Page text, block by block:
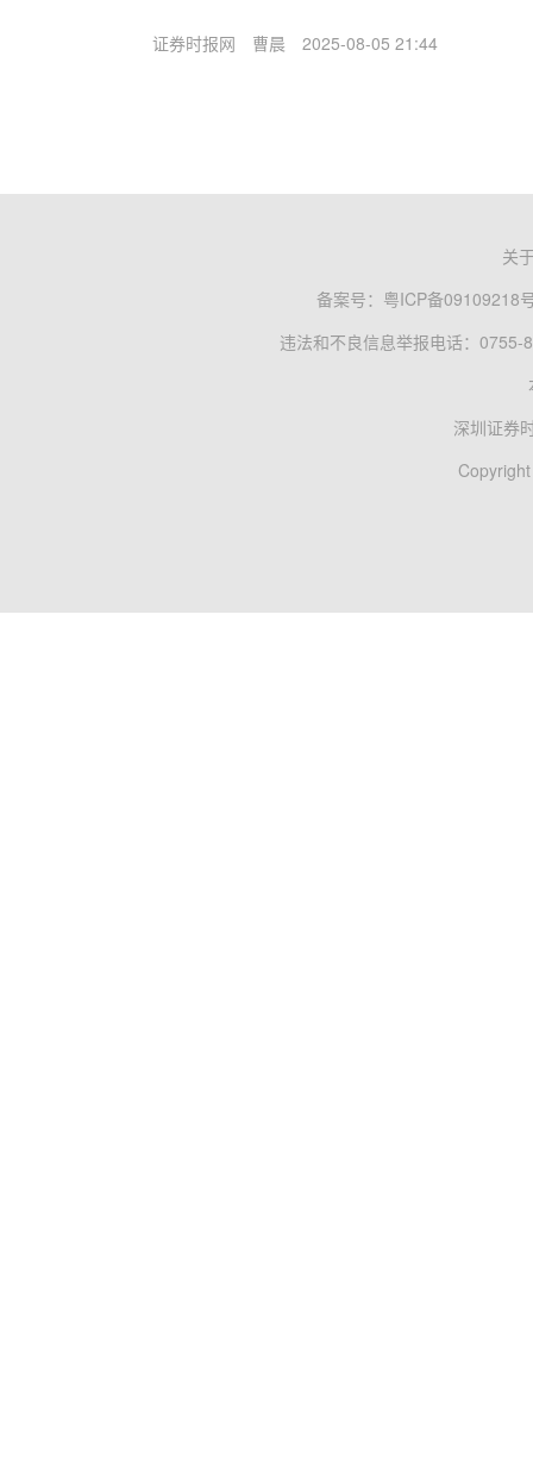
证券时报网 曹晨 2025-08-05 21:44
关
备案号： 粤ICP备09109218
违法和不良信息举报电话：0755-
深圳证券